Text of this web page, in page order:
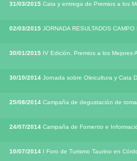
31/03/2015 Cata y entrega de Premios a los
02/03/2015 JORNADA RESULTADOS
30/01/2015 IV Edición. Premios a los
30/10/2014 Jornada sobre Oleicultura y Cata
25/08/2014 Campaña de degustación de
24/07/2014 Campaña de Fomento e
10/07/2014 I Foro de Turismo Taurino en